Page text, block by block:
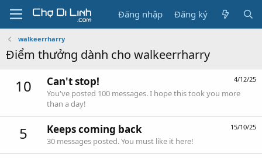
Đăng nhập Đăng ký
walkeerrharry
Điểm thưởng dành cho walkeerrharry
10 4/12/25
Can't stop!
You've posted 100 messages. I hope this took you more
than a day!
5 15/10/25
Keeps coming back
30 messages posted. You must like it here!